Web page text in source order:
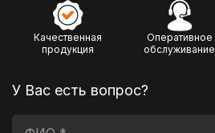
Качественная
продукция
Оперативное
обслуживание
У Вас есть вопрос?